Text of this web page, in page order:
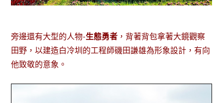
旁邊還有大型的人物-生態勇者 ，背著背包拿著大鏡觀察
田野，以建造白冷圳的工程師磯田謙雄為形象設計，有向
他致敬的意象。